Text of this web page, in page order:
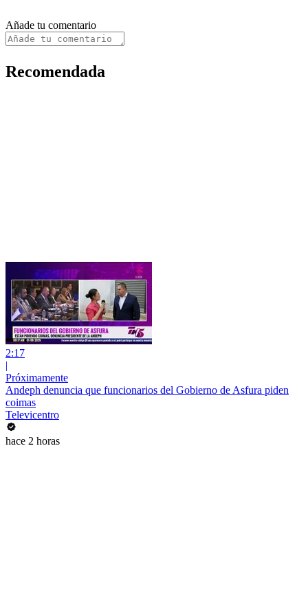
Añade tu comentario
Recomendada
2:17
|
Próximamente
Andeph denuncia que funcionarios del Gobierno de Asfura piden
coimas
Televicentro
hace 2 horas